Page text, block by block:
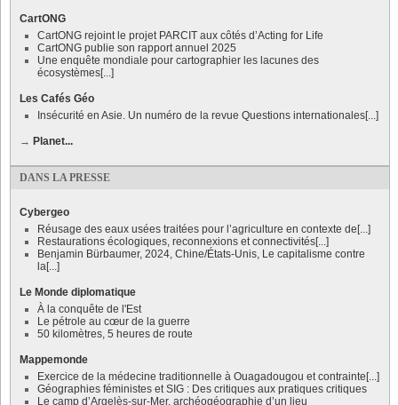
CartONG
CartONG rejoint le projet PARCIT aux côtés d’Acting for Life
CartONG publie son rapport annuel 2025
Une enquête mondiale pour cartographier les lacunes des
écosystèmes[...]
Les Cafés Géo
Insécurité en Asie. Un numéro de la revue Questions internationales[...]
→ Planet...
DANS LA PRESSE
Cybergeo
Réusage des eaux usées traitées pour l’agriculture en contexte de[...]
Restaurations écologiques, reconnexions et connectivités[...]
Benjamin Bürbaumer, 2024, Chine/États-Unis, Le capitalisme contre
la[...]
Le Monde diplomatique
À la conquête de l'Est
Le pétrole au cœur de la guerre
50 kilomètres, 5 heures de route
Mappemonde
Exercice de la médecine traditionnelle à Ouagadougou et contrainte[...]
Géographies féministes et SIG : Des critiques aux pratiques critiques
Le camp d’Argelès-sur-Mer, archéogéographie d’un lieu